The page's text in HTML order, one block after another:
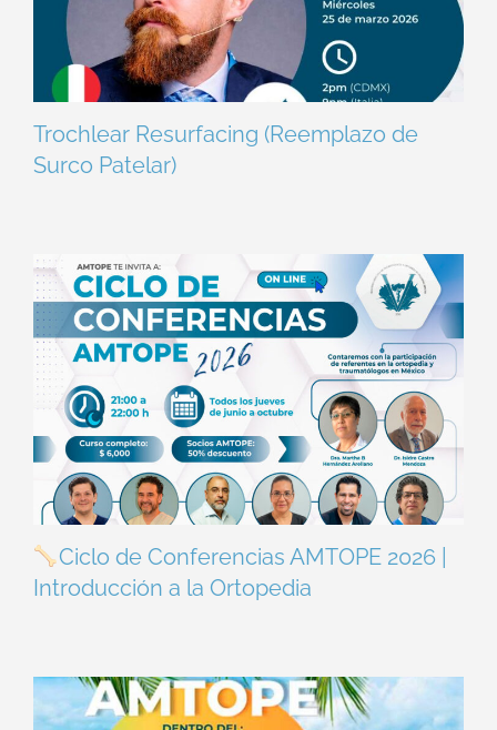
Trochlear Resurfacing (Reemplazo de
Surco Patelar)
Ciclo de Conferencias AMTOPE 2026 |
Introducción a la Ortopedia